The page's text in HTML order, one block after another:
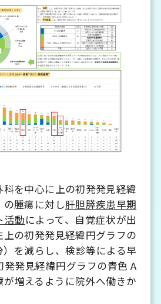
科を中心に上の初発発見経緯
腫瘍に対し肝胆膵疾患早期
活動によって、自覚症状が出
の初発発見経緯円グラフの
を減らし、検診等による早
発見経緯円グラフの青色 A
増えるように院外へ働きか